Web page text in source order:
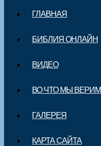
Main menu
ГЛАВНАЯ
БИБЛИЯ ОНЛАЙН
ВИДЕО
ВО ЧТО МЫ ВЕРИМ
ГАЛЕРЕЯ
КАРТА САЙТА